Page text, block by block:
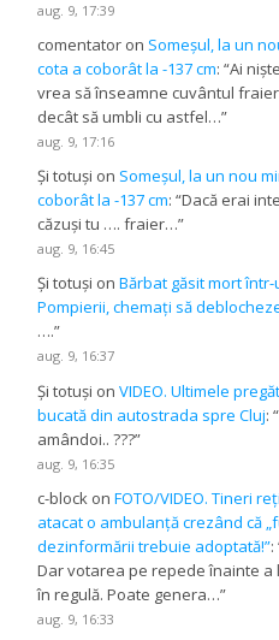
aug. 9, 17:39
comentator on Someșul, la un
cota a coborât la -137 cm: “Ai
vrea să înseamne cuvântul
decât să umbli cu astfel…”
aug. 9, 17:16
Și totuși on Someșul, la un nou
coborât la -137 cm: “Dacă erai
căzuși tu …. fraier…”
aug. 9, 16:45
Și totuși onBărbat găsit mort
Pompierii, chemați să
….”
aug. 9, 16:37
Și totuși onVIDEO. Ultimele
bucată din autostrada spre Cluj: “
amândoi.. ???”
aug. 9, 16:35
c-block onFOTO/VIDEO. Tineri
atacat o ambulanță crezând că
dezinformării trebuie adoptată!”:
Dar votarea pe repede înainte
în regulă. Poate genera…”
aug. 9, 16:33